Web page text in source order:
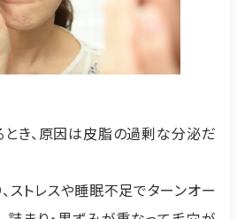
き、原因は皮脂の過剰な分泌だ
ストレスや睡眠不足でターンオー